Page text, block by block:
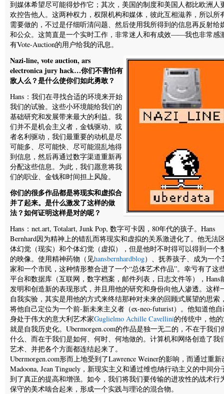
到媒体希望尽可能得炒作它；其次，美国的制度和美国人都比欧洲人
欢控告他人。这两种权力，权限机构和媒体，彼此互相滋养，所以所
需要做的，不过是仔细听清问题、然后使用我所得到的信息再反射给
和公众。这简直是一个实时工作，非常迷人和有成效——我也非常感
有Vote-Auction的用户给我的讯息。
Nazi-line, vote auction, ars
electronica jury hack…你们不害怕有
敌人么？是什么使你们如此勇敢？
Hans：我们在寻找合适的环境来开始
我们的试验。这些小环境能给我们的
基础研究和发展带来最大的利益。我
们并不是机会主义者，金钱驱动、或
者名利驱动，我们最重要的动机是尽
可能多、尽可能快、尽可能混乱地得
到信息，然后再通过数字渠道重新再
分配这些信息。为此，我们愿意将我
们的职业、金钱和时间担上风险。
你们的很多作品都是将现实和虚拟合
并了起来。是什么激发了这样的做
法？如何证明这样是对的呢？
Hans：net.art, Totalart, Junk Pop, 数字可卡因，80年代的孩子。Hans
Bernhard因为精神上的错乱而将现实和虚拟的关系激进化了。他无法
体幻觉（现实）和个体幻觉（虚拟），但是他时不时得可以得到一个
的映像。使用精神药物（见hansbernhardblog）、抚养孩子、成为一个
家和一个市民，这种情形整合进了一个“总体艺术作品”。幸亏有了这
平台和数据库（互联网，数字档案，邮件列表，日志文件等），Hans
发明和创造新的表现形式，并且用他的研究和身份向他人渗透。这样
自我实验，其实是用他的方式来终结那种对未来的回顾式展望的思索
将他自己定位为一个前-新未来主义者（ex-neo-futurist）。他知道他
身处于伟大的意大利艺术家Guglielmo Achille Cavellini的传统中，他
就是自我历史化。Ubermorgen.com的作品是独一无二的，不在于我们
什么、而在于我们是如何、何时、何地做的。计算机和网络创造了我
艺术、并把各个方面都连结起来了。
Ubermorgen.com形而上地受到了Lawrence Weiner的影响，而通过重新
Madoona, Jean Tinguely，新现实主义和通过维也纳行动主义的中间分
到了真正的提高和增强。如今，我们将我们要传输的进攻性的战术行
保守的美术啮合起来，形成一个实践与理论的混合物。